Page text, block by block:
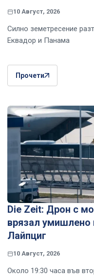
10 Август, 2026
Силно земетресение
Еквадор и Панама
Прочети
Die Zeit: Дрон с
врязал умишлено
Лайпциг
10 Август, 2026
Около 19:30 часа във